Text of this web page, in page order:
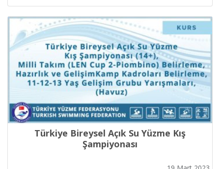
Türkiye Bireysel Açık Su Yüzme Kış
Şampiyonası